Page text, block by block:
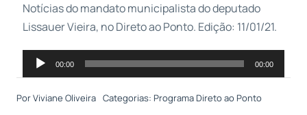
Contatos
Notícias do mandato municipalista do deputado
Lissauer Vieira, no Direto ao Ponto. Edição: 11/01/21.
Tocador
de
áudio
00:00 00:00
PorViviane Oliveira Categorias: Programa Direto ao Ponto